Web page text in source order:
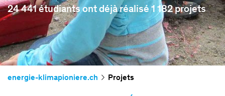
24 441 étudiants ont déjà réalisé 1 182 projets
energie-klimapioniere.ch Projets